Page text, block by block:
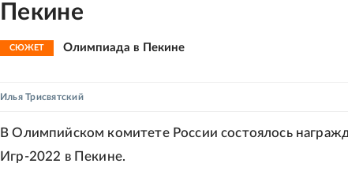
Пекине
СЮЖЕТ Олимпиада в Пекине
Илья Трисвятский
В Олимпийском комитете России состоялось
Игр-2022 в Пекине.